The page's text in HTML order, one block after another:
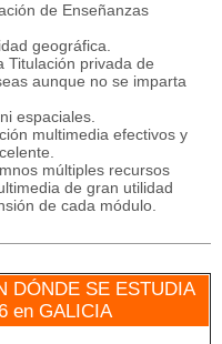
de Enseñanzas
geográfica.
Titulación privada de
aunque no se imparta
espaciales.
multimedia efectivos y
múltiples recursos
de gran utilidad
de cada módulo.
DÓNDE SE ESTUDIA
en GALICIA